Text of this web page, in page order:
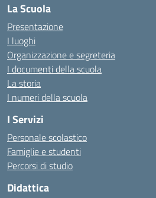
La Scuola
Presentazione
I luoghi
Organizzazione e segreteria
I documenti della scuola
La storia
I numeri della scuola
I Servizi
Personale scolastico
Famiglie e studenti
Percorsi di studio
Didattica